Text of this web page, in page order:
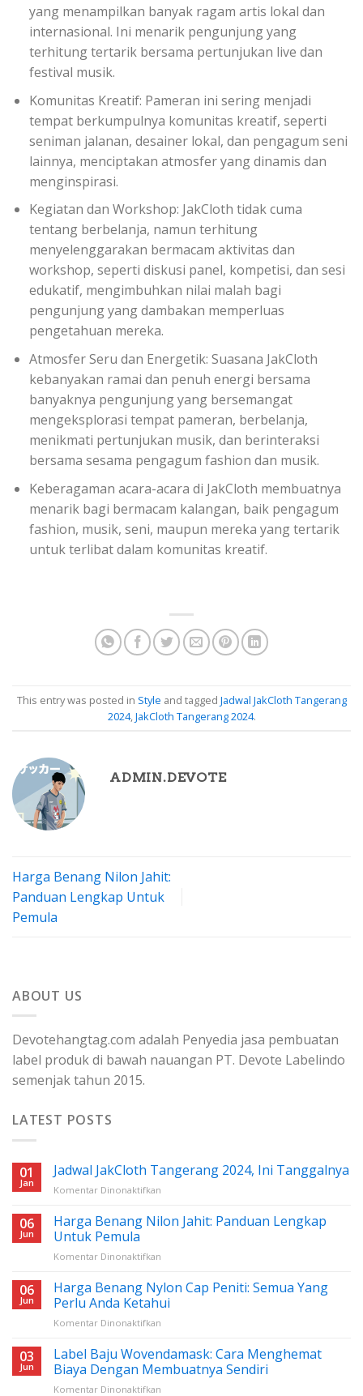
yang menampilkan banyak ragam artis lokal dan
internasional. Ini menarik pengunjung yang
terhitung tertarik bersama pertunjukan live dan
festival musik.
Komunitas Kreatif: Pameran ini sering menjadi
tempat berkumpulnya komunitas kreatif, seperti
seniman jalanan, desainer lokal, dan pengagum seni
lainnya, menciptakan atmosfer yang dinamis dan
menginspirasi.
Kegiatan dan Workshop: JakCloth tidak cuma
tentang berbelanja, namun terhitung
menyelenggarakan bermacam aktivitas dan
workshop, seperti diskusi panel, kompetisi, dan sesi
edukatif, mengimbuhkan nilai malah bagi
pengunjung yang dambakan memperluas
pengetahuan mereka.
Atmosfer Seru dan Energetik: Suasana JakCloth
kebanyakan ramai dan penuh energi bersama
banyaknya pengunjung yang bersemangat
mengeksplorasi tempat pameran, berbelanja,
menikmati pertunjukan musik, dan berinteraksi
bersama sesama pengagum fashion dan musik.
Keberagaman acara-acara di JakCloth membuatnya
menarik bagi bermacam kalangan, baik pengagum
fashion, musik, seni, maupun mereka yang tertarik
untuk terlibat dalam komunitas kreatif.
This entry was posted in Style and tagged Jadwal JakCloth Tangerang
2024,JakCloth Tangerang 2024.
ADMIN.DEVOTE
Harga Benang Nilon Jahit:
Panduan Lengkap Untuk
Pemula
ABOUT US
Devotehangtag.com adalah Penyedia jasa pembuatan
label produk di bawah nauangan PT. Devote Labelindo
semenjak tahun 2015.
LATEST POSTS
01
Jan
Jadwal JakCloth Tangerang 2024, Ini Tanggalnya
Komentar Dinonaktifkan
JakCloth
Tangerang
06
Jun
Harga Benang Nilon Jahit: Panduan Lengkap
Untuk Pemula
Komentar Dinonaktifkan
Benang
Nilon
Jahit:
Untuk
Pemula
06
Jun
Harga Benang Nylon Cap Peniti: Semua Yang
Perlu Anda Ketahui
Komentar Dinonaktifkan
Benang
Nylon
Cap
03
Jun
Label Baju Wovendamask: Cara Menghemat
Biaya Dengan Membuatnya Sendiri
Komentar Dinonaktifkan